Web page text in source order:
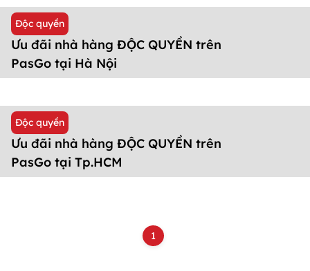
Độc quyền
Ưu đãi nhà hàng ĐỘC QUYỀN trên
PasGo tại Hà Nội
Độc quyền
Ưu đãi nhà hàng ĐỘC QUYỀN trên
PasGo tại Tp.HCM
1